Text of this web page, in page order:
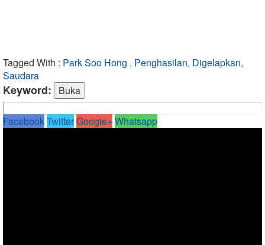
Tagged With : Park Soo Hong , Penghasilan, Digelapkan,
Saudara
Keyword:
FacebookTwitterGoogle+Whatsapp